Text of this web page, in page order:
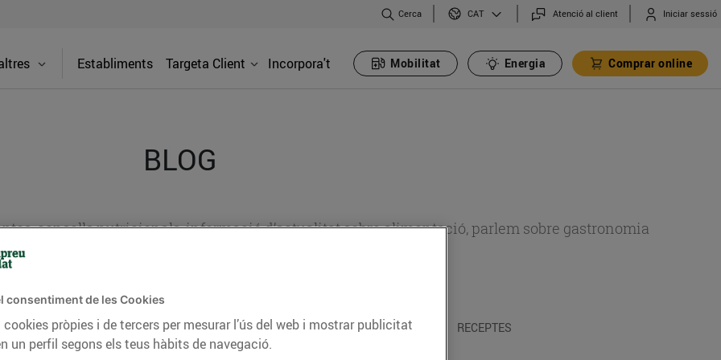
Cerca CAT Atenció al client Iniciar sessió
Establiments Targeta Client Incorpora't Mobilitat Energia Comprar online
BLOG
consells nutricionals, informació d’actualitat sobre alimentació, parlem sobre gastronomia
CONSELLS I HÀBITS SALUDABLES ENERGIA GASTRONOMIA I TRADICIONS RECEPTES
consentiment de les Cookies
pròpies i de tercers per mesurar l’ús del web i mostrar publicitat
un perfil segons els teus hàbits de navegació.